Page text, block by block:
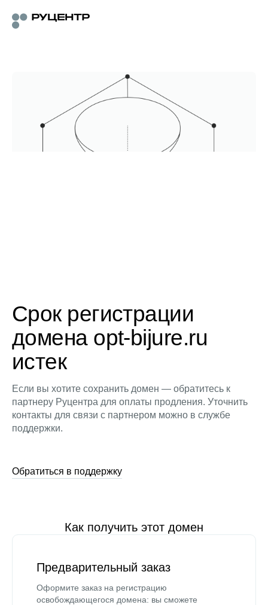
Срок регистрации
домена opt-bijure.ru
истек
Если вы хотите сохранить домен — обратитесь к
партнеру Руцентра для оплаты продления. Уточнить
контакты для связи с партнером можно в службе
поддержки.
Обратиться в поддержку
Как получить этот домен
Предварительный заказ
Оформите заказ на регистрацию
освобождающегося домена: вы сможете